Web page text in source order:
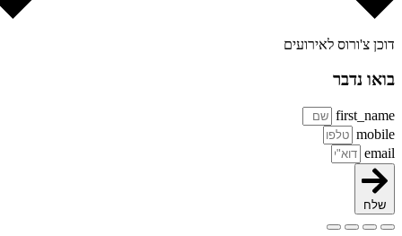
צ'ורוס לאירועים
נדבר
שלח